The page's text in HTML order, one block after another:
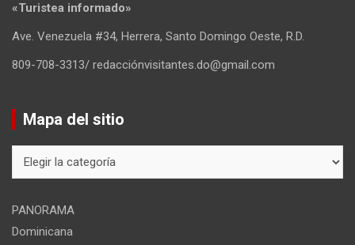
«Turistea informado»
Ave. Venezuela #34, Herrera, Santo Domingo Oeste, R.D.
809-708-3313/ redacciónvisitantes.do@gmail.com
Mapa del sitio
del
PANORAMA
Dominicana